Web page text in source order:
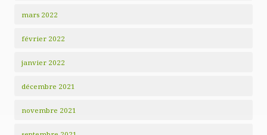
mars 2022
février 2022
janvier 2022
décembre 2021
novembre 2021